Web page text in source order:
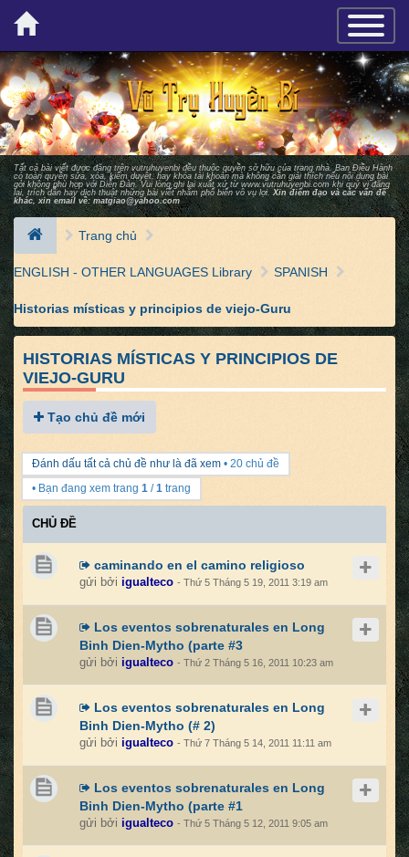
×
Tất cả bài viết được đăng trên vutruhuyenbi đều thuộc quyền sở hữu của trang nhà. Ban Ðiều Hành
có toàn quyền sửa, xóa, kiểm duyệt, hay khóa tài khoản mà không cần giải thích nếu nội dung bài
gởi không phù hợp với Diễn Ðàn. Vui lòng ghi lại xuất xứ từwww.vutruhuyenbi.comkhi quý vị đăng
lại, trích dẫn hay dịch thuật những bài viết nhằm phổ biến vô vụ lợi. Xin điểm đạo và các vấn đề
khác, xin email về: matgiao@yahoo.com
Trang chủ
ENGLISH - OTHER LANGUAGES Library SPANISH
Historias místicas y principios de viejo-Guru
HISTORIAS MÍSTICAS Y PRINCIPIOS DE
VIEJO-GURU
Tạo chủ đề mới
Đánh dấu tất cả chủ đề như là đã xem • 20 chủ đề
• Bạn đang xem trang 1 /1 trang
CHỦ ĐỀ
caminando en el camino religioso
gửi bởi igualteco - Thứ 5 Tháng 5 19, 2011 3:19 am
Los eventos sobrenaturales en Long
Binh Dien-Mytho (parte #3
gửi bởi igualteco - Thứ 2 Tháng 5 16, 2011 10:23 am
Los eventos sobrenaturales en Long
Binh Dien-Mytho (# 2)
gửi bởi igualteco - Thứ 7 Tháng 5 14, 2011 11:11 am
Los eventos sobrenaturales en Long
Binh Dien-Mytho (parte #1
gửi bởi igualteco - Thứ 5 Tháng 5 12, 2011 9:05 am